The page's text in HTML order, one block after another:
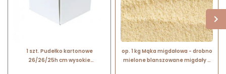
1 szt. Pudełko kartonowe
26/26/25h cm wysokie
op. 1 kg Mąka migdałowa - drobno
mielone blanszowane migdały -